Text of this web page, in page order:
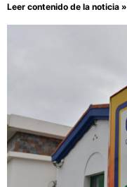
Leer contenido de la noticia »